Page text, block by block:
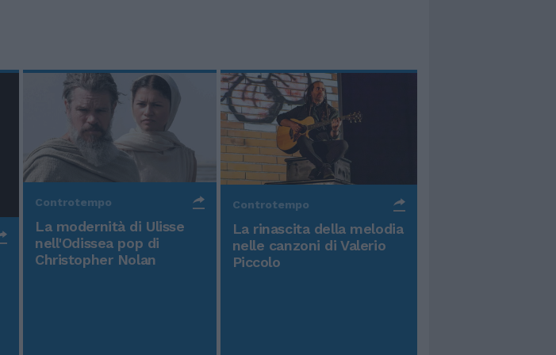
Controtempo
La modernità di Ulisse
nell'Odissea pop di
Christopher Nolan
Controtempo
La rinascita della melodia
nelle canzoni di Valerio
Piccolo